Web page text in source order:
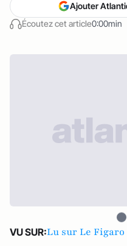
Écoutez cet article0:00min
Ajouter
VU SUR:Lu sur Le Figaro